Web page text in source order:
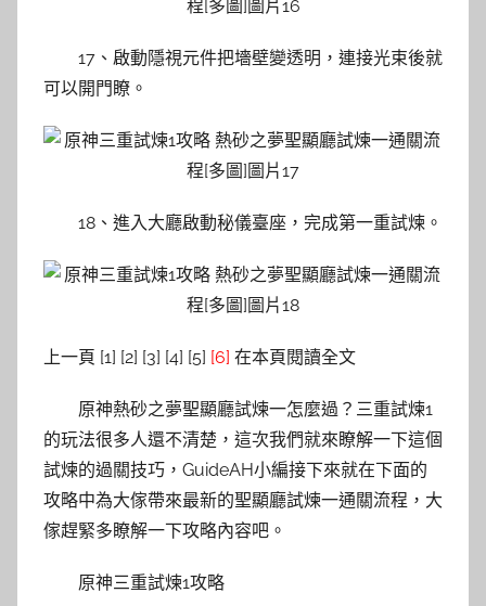
17、啟動隱視元件把墻壁變透明，連接光束後就
可以開門瞭。
18、進入大廳啟動秘儀臺座，完成第一重試煉。
上一頁 [1] [2] [3] [4] [5] [6] 在本頁閱讀全文
原神熱砂之夢聖顯廳試煉一怎麼過？三重試煉1
的玩法很多人還不清楚，這次我們就來瞭解一下這個
試煉的過關技巧，GuideAH小編接下來就在下面的
攻略中為大傢帶來最新的聖顯廳試煉一通關流程，大
傢趕緊多瞭解一下攻略內容吧。
原神三重試煉1攻略